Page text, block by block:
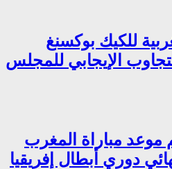
للكيك بوكسنغ
الإيجابي للمجلس
موعد مباراة المغرب
دوري أبطال إفريقيا